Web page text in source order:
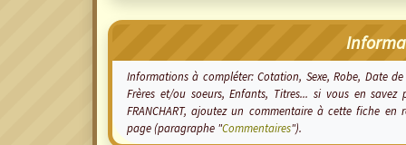
Informations à compléter: Cotation, Sexe, Robe, Date
Frères et/ou soeurs, Enfants, Titres... si vous en savez
FRANCHART, ajoutez un commentaire à cette fiche
page (paragraphe "Commentaires").